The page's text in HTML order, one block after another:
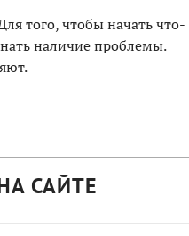
того, чтобы начать что-
наличие проблемы.
САЙТЕ